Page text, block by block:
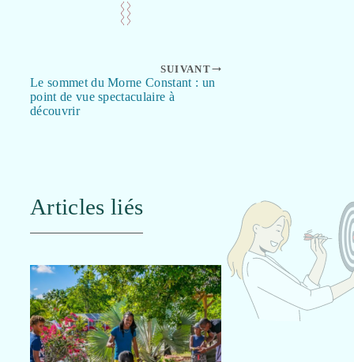
SUIVANT
Le sommet du Morne Constant : un
point de vue spectaculaire à
découvrir
Articles liés